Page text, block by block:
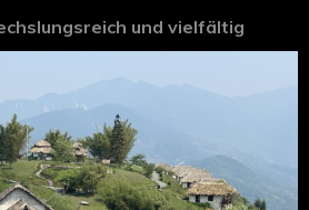
und vielfältig